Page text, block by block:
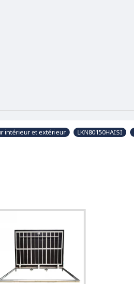
intérieur et extérieur LKN80150HAISI